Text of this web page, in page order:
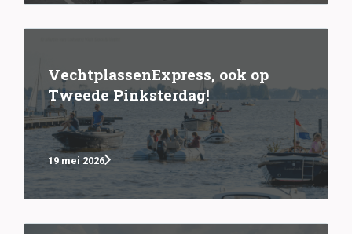
VechtplassenExpress, ook op
Tweede Pinksterdag!
19 mei 2026